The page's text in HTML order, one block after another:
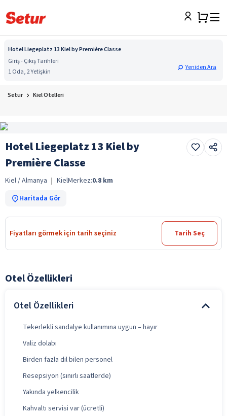
Hotel Liegeplatz 13 Kiel by Première Classe
Giriş - Çıkış Tarihleri
1 Oda, 2 Yetişkin
Yeniden Ara
Setur Kiel Otelleri
Hotel Liegeplatz 13 Kiel by
Première Classe
Kiel / Almanya | KielMerkez:0.8 km
Haritada Gör
Fiyatları görmek için tarih seçiniz Tarih Seç
Otel Özellikleri
Otel Özellikleri
Tekerlekli sandalye kullanımına uygun – hayır
Valiz dolabı
Birden fazla dil bilen personel
Resepsiyon (sınırlı saatlerde)
Yakında yelkencilik
Kahvaltı servisi var (ücretli)